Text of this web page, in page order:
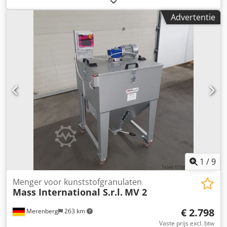
International Hoektransportband NC1 Transportband met
vaste hoek en opvangplaten in het invoergedeelte
Voorbeeld zoals afgebeeld: NC 1 Invoergedeelte 600 mm
Stijggedeelte 1300 mm Dedpfx Ashm Axgji Nock Nuttige
breedte 250 mm Buitenbreedte 305 mm (zonder motor)
Hoogte-uitvoer verstelbaar van 750 - 1050 mm Vaste hoek
tussen invoer- en stijggedeelte Hellingshoek variabel
instelbaar Dwarslat hoogte 30 mm Afstand tussen
dwarslatten 500 mm Bandsnelheid 3 m/min Mobiel op
zwenkbare stopwielen Optioneel: Andere afmetingen zie
standaard leverlijst Afmetingen op klantspecificatie FDA-
conforme band Aangepaste bandsnelheid etc.
Advertentie
1 /9
Merenberg 263 km
Menger voor kunststofgranulaten
Mass International S.r.l. MV 2
€ 2.798
Vaste prijs excl. btw